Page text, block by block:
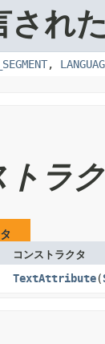
され
,
トラ
コンストラクタ
TextAttribute​(